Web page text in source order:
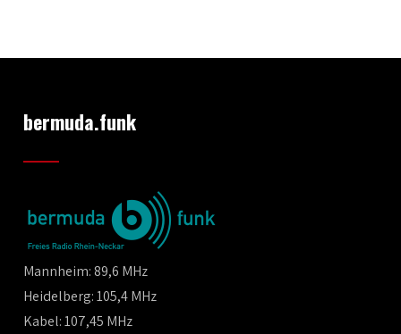
bermuda.funk
Mannheim: 89,6 MHz
Heidelberg: 105,4 MHz
Kabel: 107,45 MHz